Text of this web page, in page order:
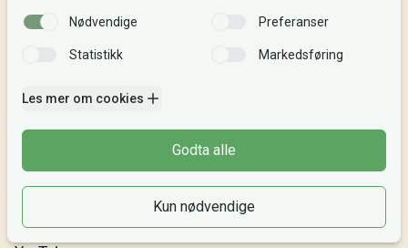
Si fra!
Følg oss
TikTok
LinkedIn